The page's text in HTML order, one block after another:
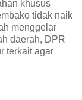
khusus
tidak naik
menggelar
daerah, DPR
terkait agar